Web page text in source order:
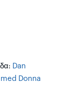
Dan
Donna